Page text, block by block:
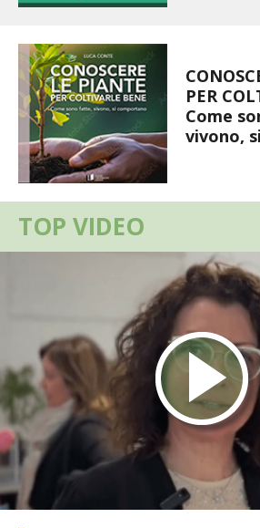
PRODOTTI
FARFALLE DELLA
PICCOLO POLLAIO
STORIE DEI LETTORI
CONSERVARE LA FRUTTA
CONSERVE DELL’ORTO
FACEM
STIHL
BLUMEN
NOCCIOLA DI CALABRIA
PER
Come
vivono,
TOP VIDEO